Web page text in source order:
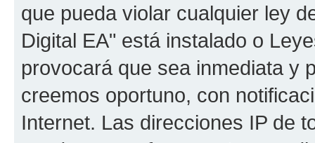
que pueda violar cualquier ley
Digital EA" está instalado o
provocará que sea inmediata y
creemos oportuno, con
Internet. Las direcciones IP de